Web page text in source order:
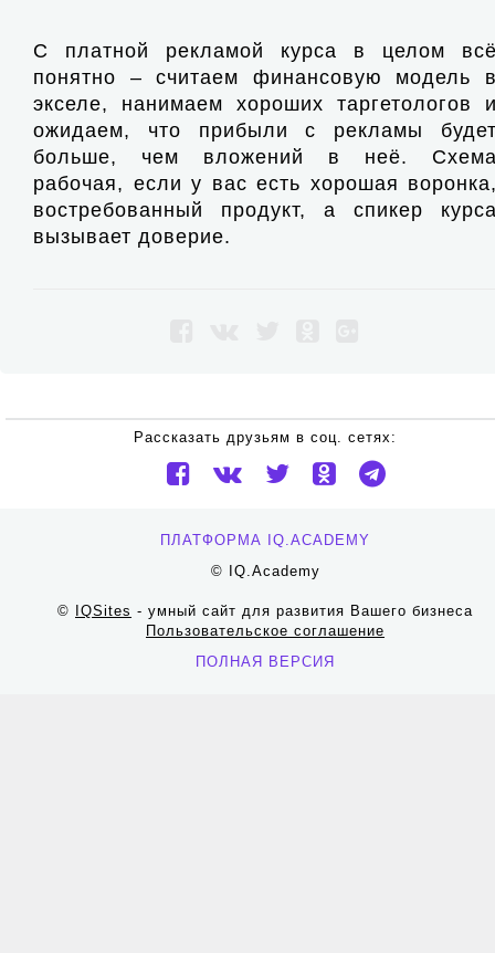
С платной рекламой курса в целом
понятно – считаем финансовую модель
экселе, нанимаем хороших таргетологов
ожидаем, что прибыли с рекламы
больше, чем вложений в неё.
рабочая, если у вас есть хорошая
востребованный продукт, а спикер
вызывает доверие.
Рассказать друзьям в соц. сетях:
ПЛАТФОРМА IQ.ACADEMY
© IQ.Academy
© IQSites - умный сайт для развития Вашего бизнеса
Пользовательское соглашение
ПОЛНАЯ ВЕРСИЯ